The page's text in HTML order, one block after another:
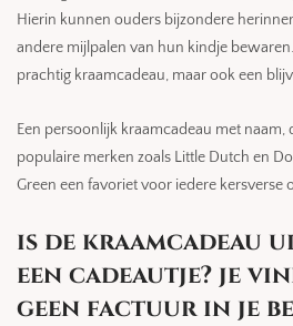
Hierin kunnen ouders bijzondere
andere mijlpalen van hun kindje
prachtig kraamcadeau, maar ook een
Een persoonlijk kraamcadeau met
populaire merken zoals Little Dutch en
Green een favoriet voor iedere kersverse
is de kraamcadeau
een cadeautje? je
geen factuur in je